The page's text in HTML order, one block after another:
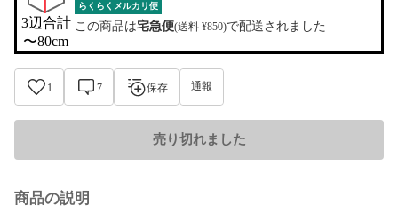
3辺合計
〜80cm
らくらくメルカリ便
この商品は宅急便(送料 ¥850)で配送されました
1 7 保存 通報
売り切れました
商品の説明